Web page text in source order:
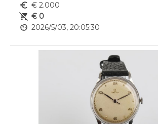
euro_symbol € 2.000
remove_shopping_cart € 0
av_timer 2026/5/03, 20:05:30